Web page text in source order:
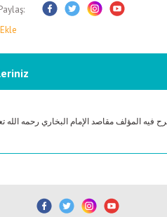
المؤلف مقاصد الإمام البخاري رحمه الله
siz yapın!